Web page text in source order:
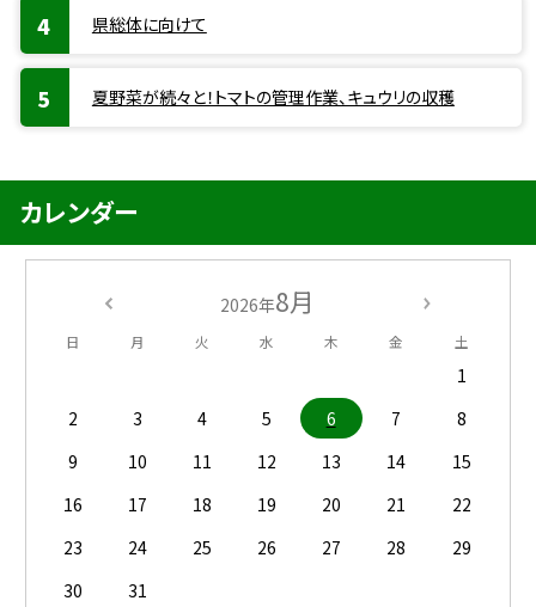
県総体に向けて
夏野菜が続々と！トマトの管理作業、キュウリの収穫
カレンダー
2026年8月
日 月 火 水 木 金 土
1
2
3 4 5 6 7
8
9
10 11 12 13 14
15
16
17 18 19 20 21
22
23
24 25 26 27 28
29
30
31